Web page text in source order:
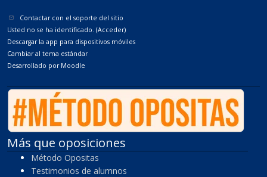
Contactar con el soporte del sitio
Usted no se ha identificado. (Acceder)
Descargar la app para dispositivos móviles
Cambiar al tema estándar
Desarrollado por Moodle
Más que oposiciones
Método Opositas
Testimonios de alumnos